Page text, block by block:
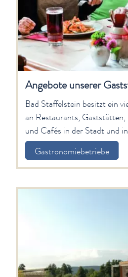
an Restaurants, Gaststätten,
und Cafés in der Stadt und
Gastronomiebetriebe